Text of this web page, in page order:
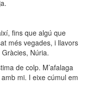
fins que algú que
més vegades, i llavors
Núria.
de colp. M’afalaga
mi. I eixe cúmul em